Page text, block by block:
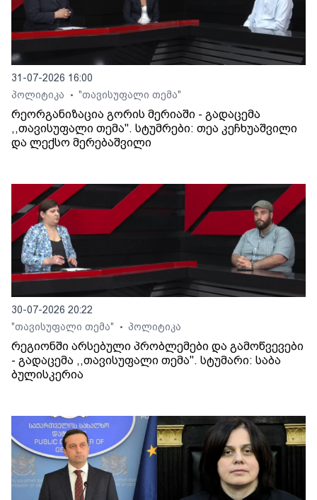
31-07-2026 16:00
პოლიტიკა
• "თავისუფალი თემა"
რეორგანიზაცია გორის მერიაში - გადაცემა
,,თავისუფალი თემა". სტუმრები: თეა კეჩხუაშვილი
და ლექსო მერებაშვილი
30-07-2026 20:22
"თავისუფალი თემა"
• პოლიტიკა
რეგიონში არსებული პრობლემები და გამოწვევები
- გადაცემა ,,თავისუფალი თემა". სტუმარი: საბა
ბულისკერია